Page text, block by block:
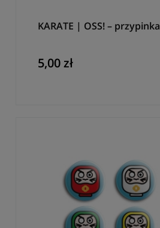
KARATE | OSS! – przypinka
5,00 zł